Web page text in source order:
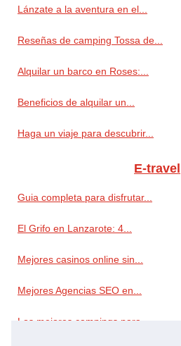
Lánzate a la aventura en el...
Reseñas de camping Tossa de...
Alquilar un barco en Roses:...
Beneficios de alquilar un...
Haga un viaje para descubrir...
E-travel
Guia completa para disfrutar...
El Grifo en Lanzarote: 4...
Mejores casinos online sin...
Mejores Agencias SEO en...
Los mejores campings para...